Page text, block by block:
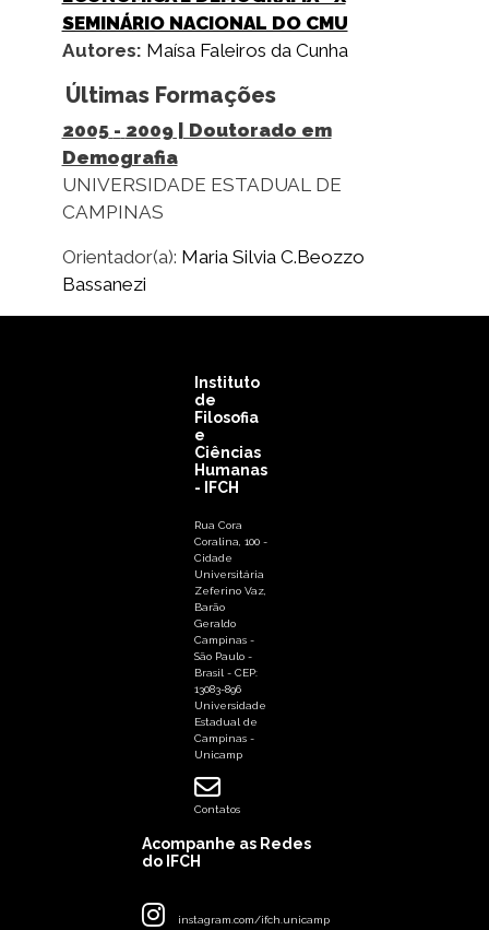
SEMINÁRIO NACIONAL DO CMU
Autores: Maísa Faleiros da Cunha
Últimas Formações
2005 - 2009| Doutorado em
Demografia
UNIVERSIDADE ESTADUAL DE
CAMPINAS
Orientador(a): Maria Silvia C.Beozzo
Bassanezi
Instituto
de
Filosofia
e
Ciências
Humanas
- IFCH
Rua Cora
Coralina, 100 -
Cidade
Universitária
Zeferino Vaz,
Barão
Geraldo
Campinas -
São Paulo -
Brasil - CEP:
13083-896
Universidade
Estadual de
Campinas -
Unicamp
Contatos
Acompanhe as Redes
do IFCH
instagram.com/ifch.unicamp